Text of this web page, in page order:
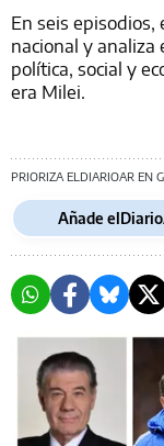
En seis
nacional y analiza
política, social y
era Milei.
PRIORIZA ELDIARIOAR EN
Añade